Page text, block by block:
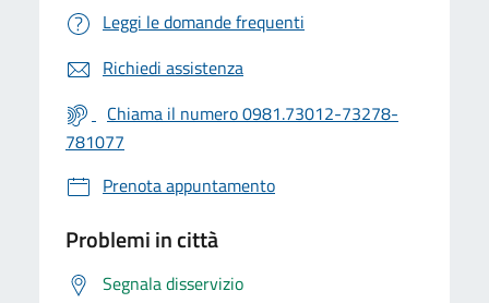
Leggi le domande frequenti
Richiedi assistenza
Chiama il numero 0981.73012-73278-
781077
Prenota appuntamento
Problemi in città
Segnala disservizio